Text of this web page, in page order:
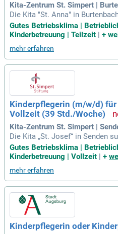
Kita-Zentrum St. Simpert |
Die Kita "St. Anna" in
ngagierte Erzieherin oder
(15-20 Std./Woche). Bei uns
itsumfeld, in dem
nserer familiären Einrichtung
dlichster Nationalitäten und
Vielfalt sind für uns
e Rücksichtnahme und
en des katholischen Glaubens.
werden Sie Teil unseres
er Kinder positiv gestaltet!
Gutes Betriebsklima |
Kinderbetreuung | Teilzeit | +
mehr erfahren
Kinderpflegerin (m/w/d) für
Vollzeit (39 Std./Woche)
Kita-Zentrum St. Simpert |
Die Kita „St. Josef“ in Senden
flegerin (m/w/d) in Vollzeit (39
ie ein herzliches Team, das
n!“ prägt unser tägliches
d kindgerechten Gebäude am
einen in drei Gruppen. Jedes
e Entwicklung und Bildung.
den Sie Teil unserer liebevollen
Gutes Betriebsklima |
Kinderbetreuung | Vollzeit
+
mehr erfahren
Kinderpflegerin oder